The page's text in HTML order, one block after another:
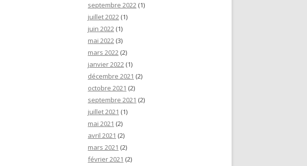
septembre 2022 (1)
juillet 2022 (1)
juin 2022 (1)
mai 2022 (3)
mars 2022 (2)
janvier 2022 (1)
décembre 2021 (2)
octobre 2021 (2)
septembre 2021 (2)
juillet 2021 (1)
mai 2021 (2)
avril 2021 (2)
mars 2021 (2)
février 2021 (2)